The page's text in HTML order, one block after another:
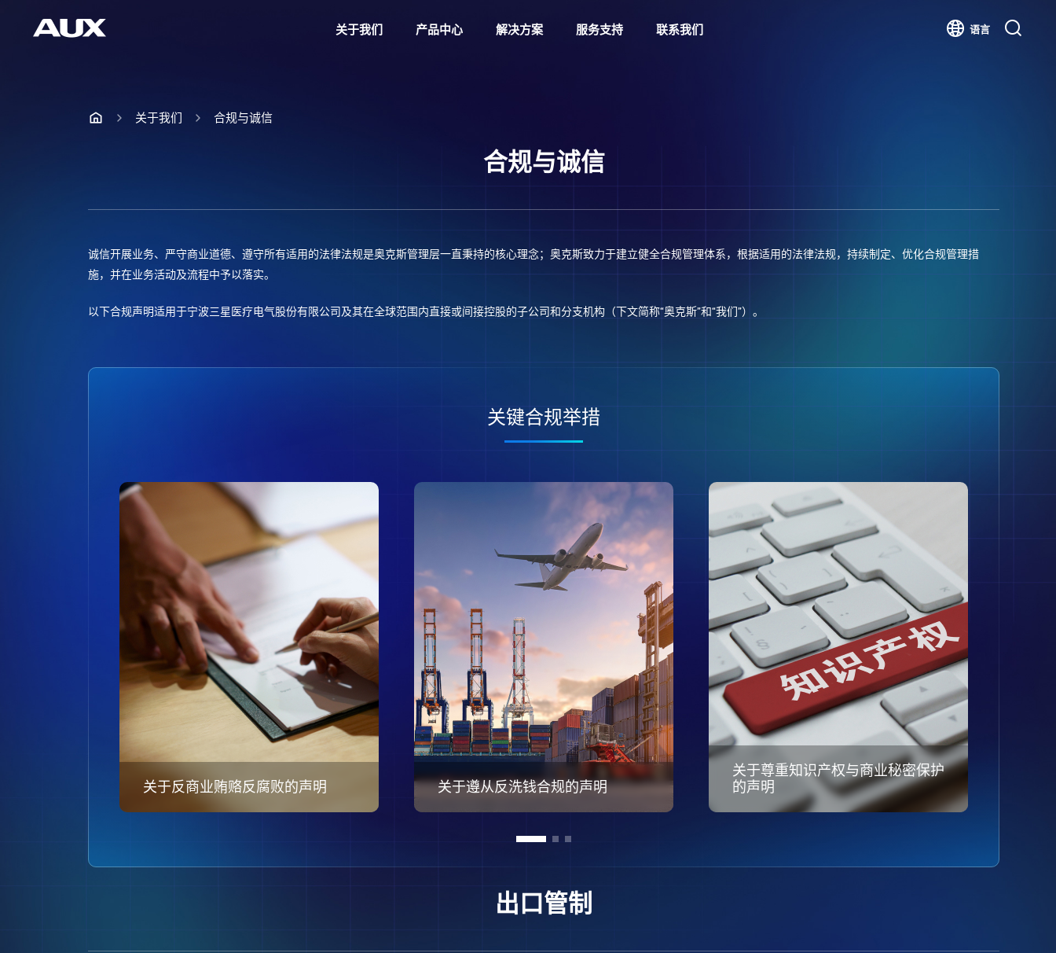
关于我们 产品中心 解决方案 服务支持 联系我们 语言
关于我们 合规与诚信
合规与诚信
诚信开展业务、严守商业道德、遵守所有适用的法律法规是奥克斯管理层一直秉持的核心理念；奥克斯致力于建立健全合规管理体系，根据适用的法律法规，持续制定、优化合规管理措
施，并在业务活动及流程中予以落实。
以下合规声明适用于宁波三星医疗电气股份有限公司及其在全球范围内直接或间接控股的子公司和分支机构（下文简称“奥克斯”和“我们”）。
关键合规举措
关于反商业贿赂反腐败的声明 关于遵从反洗钱合规的声明
关于尊重知识产权与商业秘密保护
的声明
出口管制